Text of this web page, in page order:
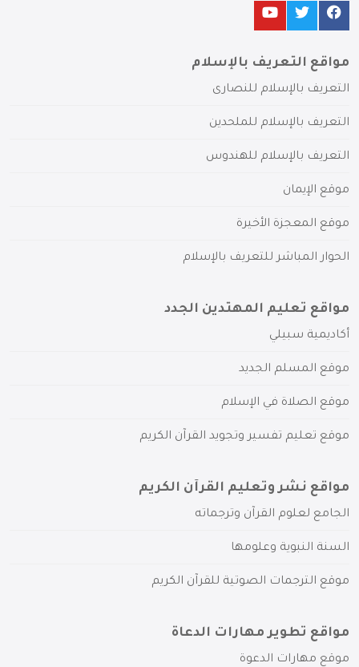
مواقع التعريف بالإسلام
التعريف بالإسلام للنصارى
التعريف بالإسلام للملحدين
التعريف بالإسلام للهندوس
موقع الإيمان
موقع المعجزة الأخيرة
الحوار المباشر للتعريف بالإسلام
مواقع تعليم المهتدين الجدد
أكاديمية سبيلي
موقع المسلم الجديد
موقع الصلاة في الإسلام
موقع تعليم تفسير وتجويد القرآن الكريم
مواقع نشر وتعليم القرآن الكريم
الجامع لعلوم القرآن وترجماته
السنة النبوية وعلومها
موقع الترجمات الصوتية للقرآن الكريم
مواقع تطوير مهارات الدعاة
موقع مهارات الدعوة